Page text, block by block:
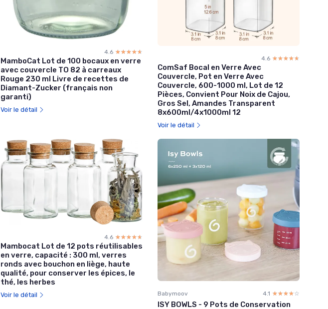
4.6 ☆☆☆☆☆
★★★★★
MamboCat Lot de 100 bocaux en verre
avec couvercle TO 82 à carreaux
Rouge 230 ml Livre de recettes de
Diamant-Zucker (français non
garanti)
Voir le détail
4.6 ☆☆☆☆☆
★★★★★
ComSaf Bocal en Verre Avec
Couvercle, Pot en Verre Avec
Couvercle, 600-1000 ml, Lot de 12
Pièces, Convient Pour Noix de Cajou,
Gros Sel, Amandes Transparent
8x600ml/4x1000ml 12
Voir le détail
4.6 ☆☆☆☆☆
★★★★★
Mambocat Lot de 12 pots réutilisables
en verre, capacité : 300 ml, verres
ronds avec bouchon en liège, haute
qualité, pour conserver les épices, le
thé, les herbes
Voir le détail Babymoov 4.1 ☆☆☆☆☆
★★★★★
ISY BOWLS - 9 Pots de Conservation